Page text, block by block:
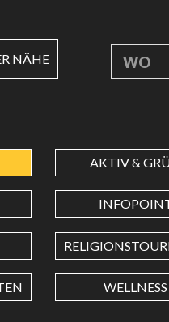
NÄHE WO
AKTIV &
WELLNESS